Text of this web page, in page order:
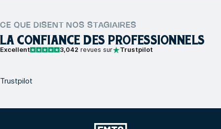
CE QUE DISENT NOS STAGIAIRES
LA CONFIANCE DES PROFESSIONNELS
Excellent 3,042 revues sur Trustpilot
Trustpilot